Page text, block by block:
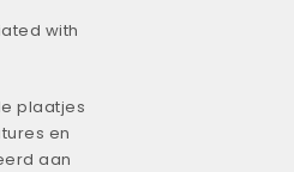
with
plaatjes
en
aan